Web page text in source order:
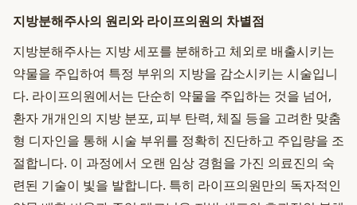
지방분해주사의 원리와 라이프의원의 차별점
지방분해주사는 지방 세포를 분해하고 체외로 배출시키는
약물을 주입하여 특정 부위의 지방을 감소시키는 시술입니
다. 라이프의원에서는 단순히 약물을 주입하는 것을 넘어,
환자 개개인의 지방 분포, 피부 탄력, 체질 등을 고려한 맞춤
형 디자인을 통해 시술 부위를 정확히 진단하고 주입량을 조
절합니다. 이 과정에서 오랜 임상 경험을 가진 의료진의 숙
련된 기술이 빛을 발합니다. 특히 라이프의원만의 독자적인